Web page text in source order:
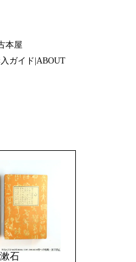
本屋
ガイド|ABOUT
石